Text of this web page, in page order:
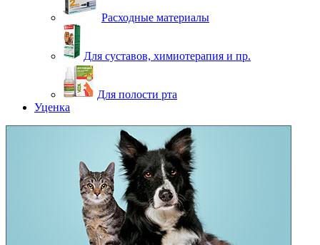
Расходные материалы
Для суставов, химиотерапия и пр.
Для полости рта
Уценка